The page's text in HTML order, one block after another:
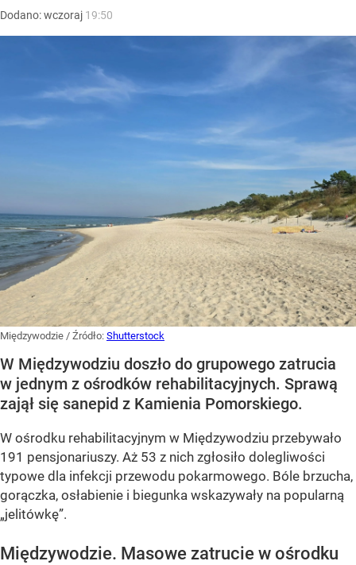
Dodano:wczoraj 19:50
Międzywodzie / Źródło: Shutterstock
W Międzywodziu doszło do grupowego zatrucia
w jednym z ośrodków rehabilitacyjnych. Sprawą
zajął się sanepid z Kamienia Pomorskiego.
W ośrodku rehabilitacyjnym w Międzywodziu przebywało
191 pensjonariuszy. Aż 53 z nich zgłosiło dolegliwości
typowe dla infekcji przewodu pokarmowego. Bóle brzucha,
gorączka, osłabienie i biegunka wskazywały na popularną
„jelitówkę”.
Międzywodzie. Masowe zatrucie w ośrodku